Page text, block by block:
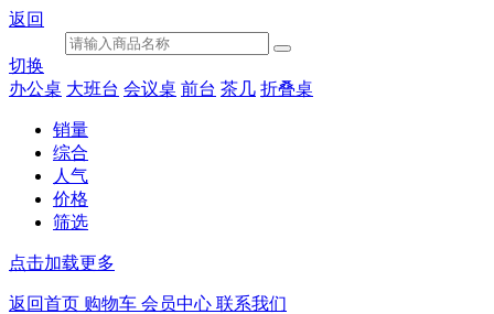
返回
切换
办公桌 大班台 会议桌 前台 茶几 折叠桌
销量
综合
人气
价格
筛选
点击加载更多
返回首页 购物车 会员中心 联系我们